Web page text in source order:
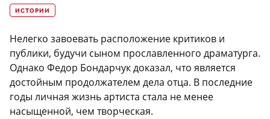
ИСТОРИИ
Нелегко завоевать расположение критиков и
публики, будучи сыном прославленного драматурга.
Однако Федор Бондарчук доказал, что является
достойным продолжателем дела отца. В последние
годы личная жизнь артиста стала не менее
насыщенной, чем творческая.